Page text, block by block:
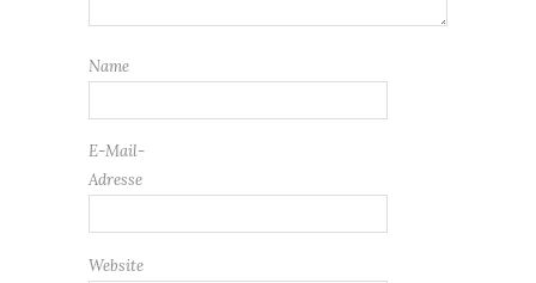
Name
E-Mail-
Adresse
Website